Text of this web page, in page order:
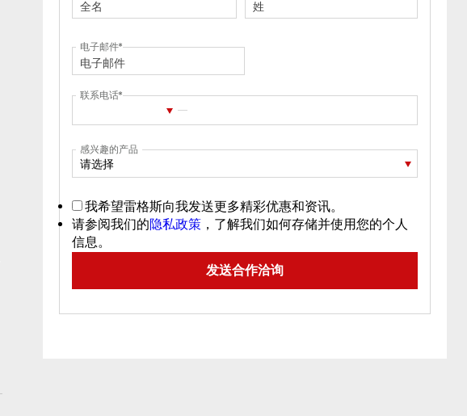
电子邮件
联系电话
感兴趣的产品
请选择
我希望雷格斯向我发送更多精彩优惠和资讯。
请参阅我们的隐私政策 ，了解我们如何存储并使用您的个人
信息。